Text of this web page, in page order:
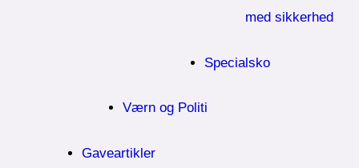
med sikkerhed
Specialsko
Værn og Politi
Gaveartikler